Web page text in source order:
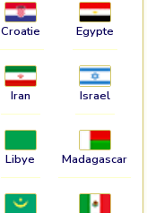
Croatie Egypte
Iran Israel
Libye Madagascar